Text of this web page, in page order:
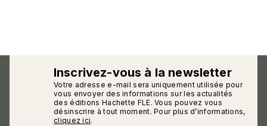
Inscrivez-vous à la newsletter
Votre adresse e-mail sera uniquement utilisée pour
vous envoyer des informations sur les actualités
des éditions Hachette FLE. Vous pouvez vous
désinscrire à tout moment. Pour plus d’informations,
cliquez ici.